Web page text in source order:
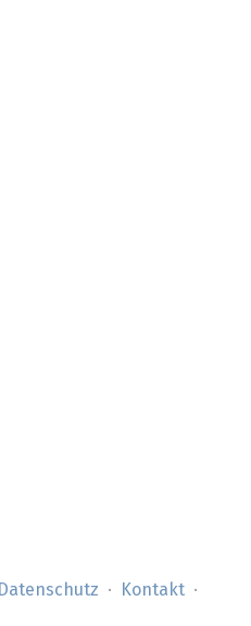
Datenschutz Kontakt